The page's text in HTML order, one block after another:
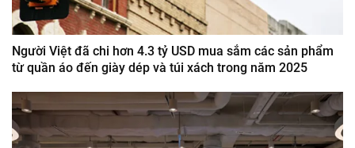
Người Việt đã chi hơn 4.3 tỷ USD mua sắm các sản phẩm
từ quần áo đến giày dép và túi xách trong năm 2025